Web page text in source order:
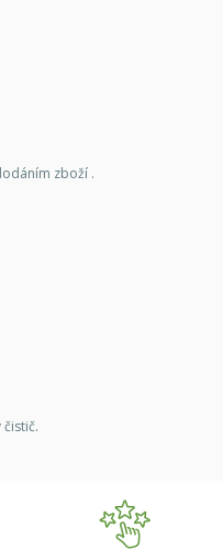
zboží .